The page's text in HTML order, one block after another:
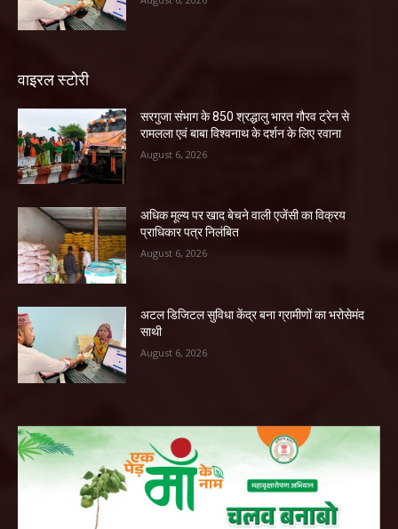
वाइरल स्टोरी
सरगुजा संभाग के 850 श्रद्धालु भारत गौरव ट्रेन से
रामलला एवं बाबा विश्वनाथ के दर्शन के लिए रवाना
August 6, 2026
अधिक मूल्य पर खाद बेचने वाली एजेंसी का विक्रय
प्राधिकार पत्र निलंबित
August 6, 2026
अटल डिजिटल सुविधा केंद्र बना ग्रामीणों का भरोसेमंद
साथी
August 6, 2026